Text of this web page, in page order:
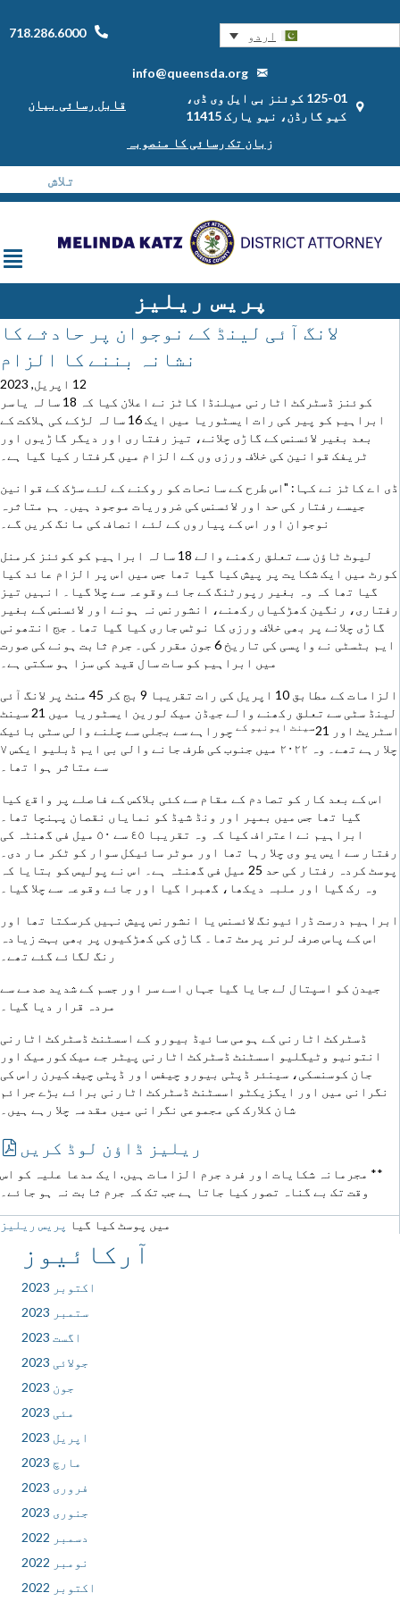
اردو 718.286.6000
info@queensda.org
125-01 کوئنز بی ایل وی ڈی،
کیو گارڈن، نیو یارک 11415
قابل رسائی بیان
زبان تک رسائی کا منصوبہ
پریس ریلیز
لانگ آئی لینڈ کے نوجوان پر حادثے کا
نشانہ بننے کا الزام
12 اپریل, 2023
کوئنز ڈسٹرکٹ اٹارنی میلنڈا کاٹز نے اعلان کیا کہ 18 سالہ یاسر
ابراہیم کو پیر کی رات ایسٹوریا میں ایک 16 سالہ لڑکے کی ہلاکت کے
بعد بغیر لائسنس کے گاڑی چلانے، تیز رفتاری اور دیگر گاڑیوں اور
ٹریفک قوانین کی خلاف ورزی وں کے الزام میں گرفتار کیا گیا ہے۔
ڈی اے کاٹز نے کہا: "اس طرح کے سانحات کو روکنے کے لئے سڑک کے قوانین
جیسے رفتار کی حد اور لائسنس کی ضروریات موجود ہیں۔ ہم متاثرہ
نوجوان اور اس کے پیاروں کے لئے انصاف کی مانگ کریں گے۔
لیوٹ ٹاؤن سے تعلق رکھنے والے 18 سالہ ابراہیم کو کوئنز کرمنل
کورٹ میں ایک شکایت پر پیش کیا گیا تھا جس میں اس پر الزام عائد کیا
گیا تھا کہ وہ بغیر رپورٹنگ کے جائے وقوعہ سے چلا گیا۔ انہیں تیز
رفتاری، رنگین کھڑکیاں رکھنے، انشورنس نہ ہونے اور لائسنس کے بغیر
گاڑی چلانے پر بھی خلاف ورزی کا نوٹس جاری کیا گیا تھا۔ جج انتھونی
ایم بٹسٹی نے واپسی کی تاریخ 6 جون مقرر کی۔ جرم ثابت ہونے کی صورت
میں ابراہیم کو سات سال قید کی سزا ہو سکتی ہے۔
الزامات کے مطابق 10 اپریل کی رات تقریبا 9 بج کر 45 منٹ پر لانگ آئی
لینڈ سٹی سے تعلق رکھنے والے جیڈن میک لورین ایسٹوریا میں 21 سینٹ
اسٹریٹ اور 21
سینٹ ایونیو کے چوراہے سے بجلی سے چلنے والی سٹی بائیک
چلا رہے تھے۔ وہ ٢٠٢٢ میں جنوب کی طرف جانے والی بی ایم ڈبلیو ایکس ٧
سے متاثر ہوا تھا۔
اس کے بعد کار کو تصادم کے مقام سے کئی بلاکس کے فاصلے پر واقع کیا
گیا تھا جس میں بمپر اور ونڈ شیڈ کو نمایاں نقصان پہنچا تھا۔
ابراہیم نے اعتراف کیا کہ وہ تقریبا ٤٥ سے ٥٠ میل فی گھنٹہ کی
رفتار سے ایس یو وی چلا رہا تھا اور موٹر سائیکل سوار کو ٹکر مار دی۔
پوسٹ کردہ رفتار کی حد 25 میل فی گھنٹہ ہے۔ اس نے پولیس کو بتایا کہ
وہ رک گیا اور ملبہ دیکھا، گھبرا گیا اور جائے وقوعہ سے چلا گیا۔
ابراہیم درست ڈرائیونگ لائسنس یا انشورنس پیش نہیں کرسکتا تھا اور
اس کے پاس صرف لرنر پرمٹ تھا۔ گاڑی کی کھڑکیوں پر بھی بہت زیادہ
رنگ لگائے گئے تھے۔
جیدن کو اسپتال لے جایا گیا جہاں اسے سر اور جسم کے شدید صدمے سے
مردہ قرار دیا گیا۔
ڈسٹرکٹ اٹارنی کے ہومی سائیڈ بیورو کے اسسٹنٹ ڈسٹرکٹ اٹارنی
انتونیو وٹیگلیو اسسٹنٹ ڈسٹرکٹ اٹارنی پیٹر جے میک کورمیک اور
جان کوسنسکی، سینئر ڈپٹی بیورو چیفس اور ڈپٹی چیف کیرن راس کی
نگرانی میں اور ایگزیکٹو اسسٹنٹ ڈسٹرکٹ اٹارنی برائے بڑے جرائم
شان کلارک کی مجموعی نگرانی میں مقدمہ چلا رہے ہیں۔
ریلیز ڈاؤن لوڈ کریں
** مجرمانہ شکایات اور فرد جرم الزامات ہیں. ایک مدعا علیہ کو اس
وقت تک بے گناہ تصور کیا جاتا ہے جب تک کہ جرم ثابت نہ ہو جائے۔
میں پوسٹ کیا گیا پریس ریلیز
آرکائیوز
اکتوبر 2023
ستمبر 2023
اگست 2023
جولائی 2023
جون 2023
مئی 2023
اپریل 2023
مارچ 2023
فروری 2023
جنوری 2023
دسمبر 2022
نومبر 2022
اکتوبر 2022